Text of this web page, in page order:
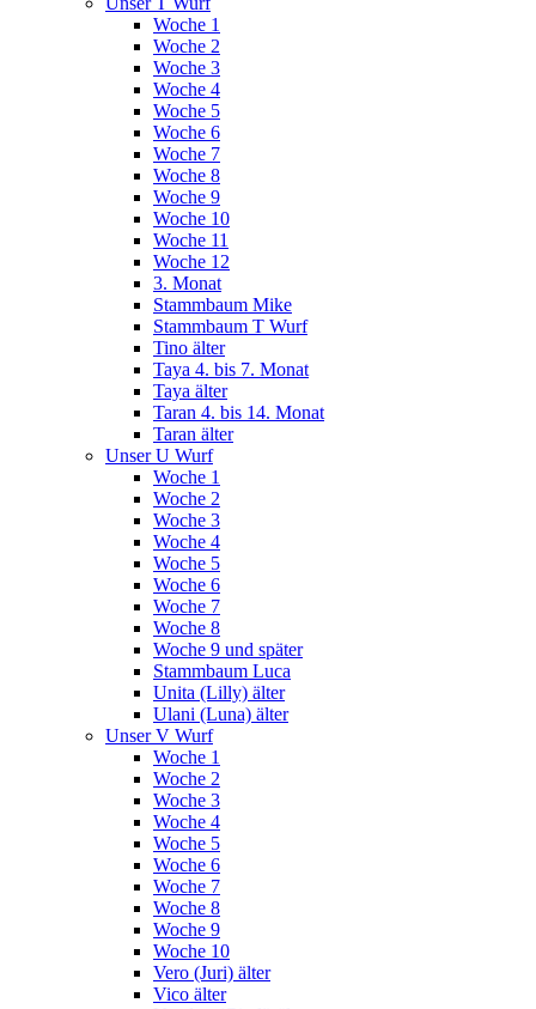
Woche 1
Woche 2
Woche 3
Woche 4
Woche 5
Woche 6
Woche 7
Woche 8
Woche 9
Woche 10
Woche 11
Woche 12
3. Monat
Stammbaum Mike
Stammbaum T Wurf
Tino älter
Taya 4. bis 7. Monat
Taya älter
Taran 4. bis 14. Monat
Taran älter
Unser U Wurf
Woche 1
Woche 2
Woche 3
Woche 4
Woche 5
Woche 6
Woche 7
Woche 8
Woche 9 und später
Stammbaum Luca
Unita (Lilly) älter
Ulani (Luna) älter
Unser V Wurf
Woche 1
Woche 2
Woche 3
Woche 4
Woche 5
Woche 6
Woche 7
Woche 8
Woche 9
Woche 10
Vero (Juri) älter
Vico älter